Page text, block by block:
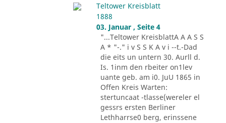
Teltower Kreisblatt
1888
03. Januar , Seite 4
"...Teltower KreisblattA A A S S
A * "-." i v S S K A v i --t.-Dad
die eits un untern 30. Aurll d.
Is. 1inm den rbeiter on1lev
uante geb. am i0. JuU 1865 in
Offen Kreis Warten:
stertuncaat -tlasse(wereler el
gessrs ersten Berliner
Lethharrse0 berg, erinssene